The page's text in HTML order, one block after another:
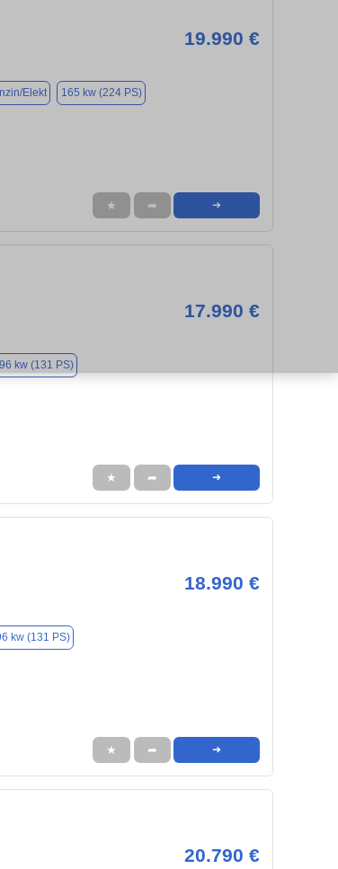
19.990 €
Elekt 165 kw (224 PS)
★ ➦ ➜
17.990 €
96 kw (131 PS)
★ ➦ ➜
18.990 €
kw (131 PS)
★ ➦ ➜
20.790 €